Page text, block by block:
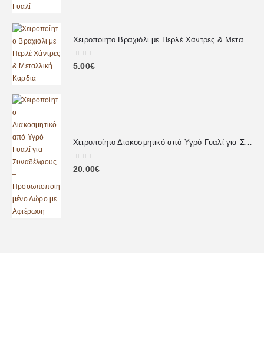
0 out of 5
5.00€
Χειροποίητο Διακοσμητικό από Υγρό Γυαλί για Συναδέλφους – Προσωποποιημένο Δώρο με Αφιέρωση
0out of 5
20.00€